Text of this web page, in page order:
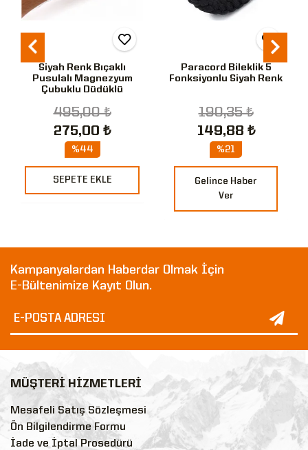
Siyah Renk Bıçaklı
Pusulalı Magnezyum
Çubuklu Düdüklü
495,00 ₺
275,00 ₺
%44
SEPETE EKLE
Paracord Bileklik 5
Fonksiyonlu Siyah Renk
190,35 ₺
149,88 ₺
%21
Gelince Haber
Ver
Kampanyalardan Haberdar Olmak İçin
E-Bültenimize Kayıt Olun.
MÜŞTERİ HİZMETLERİ
Mesafeli Satış Sözleşmesi
Ön Bilgilendirme Formu
İade ve İptal Prosedürü